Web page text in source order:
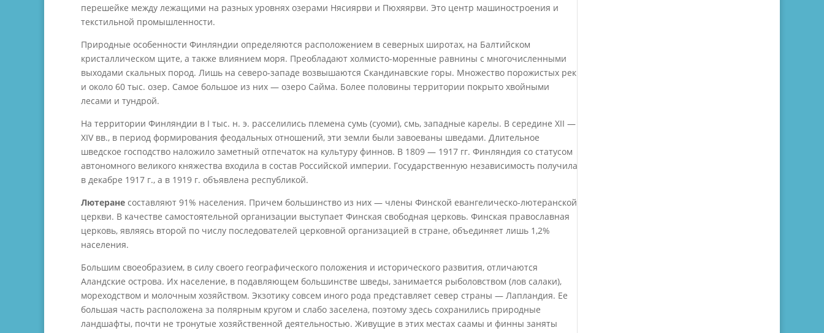
перешейке между лежащими на разных уровнях озерами Нясиярви и Пюхяярви. Это центр машиностроения и
текстильной промышленности.
Природные особенности Финляндии определяются расположением в северных широтах, на Балтийском
кристаллическом щите, а также влиянием моря. Преобладают холмисто-моренные равнины с многочисленными
выходами скальных пород. Лишь на северо-западе возвышаются Скандинавские горы. Множество порожистых рек
и около 60 тыс. озер. Самое большое из них — озеро Сайма. Более половины территории покрыто хвойными
лесами и тундрой.
На территории Финляндии в I тыс. н. э. расселились племена сумь (суоми), смь, западные карелы. В середине XII —
XIV вв., в период формирования феодальных отношений, эти земли были завоеваны шведами. Длительное
шведское господство наложило заметный отпечаток на культуру финнов. В 1809 — 1917 гг. Финляндия со статусом
автономного великого княжества входила в состав Российской империи. Государственную независимость получила
в декабре 1917 г., а в 1919 г. объявлена республикой.
Лютеране составляют 91% населения. Причем большинство из них — члены Финской евангелическо-лютеранской
церкви. В качестве самостоятельной организации выступает Финская свободная церковь. Финская православная
церковь, являясь второй по числу последователей церковной организацией в стране, объединяет лишь 1,2%
населения.
Большим своеобразием, в силу своего географического положения и исторического развития, отличаются
Аландские острова. Их население, в подавляющем большинстве шведы, занимается рыболовством (лов салаки),
мореходством и молочным хозяйством. Экзотику совсем иного рода представляет север страны — Лапландия. Ее
большая часть расположена за полярным кругом и слабо заселена, поэтому здесь сохранились природные
ландшафты, почти не тронутые хозяйственной деятельностью. Живущие в этих местах саамы и финны заняты